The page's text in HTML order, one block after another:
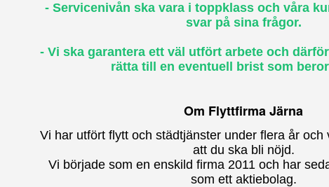
- Servicenivån ska vara i toppklass och våra
svar på sina frågor.
- Vi ska garantera ett väl utfört arbete och
rätta till en eventuell brist som
Om Flyttfirma Järna
Vi har utfört flytt och städtjänster under flera år och
att du ska bli nöjd.
Vi började som en enskild firma 2011 och har
som ett aktiebolag.